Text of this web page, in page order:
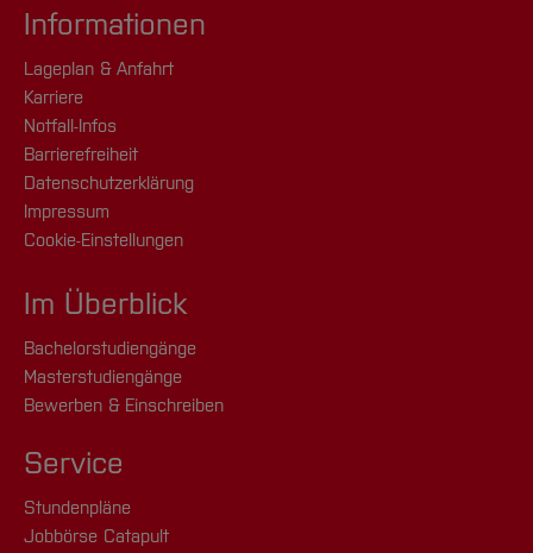
Informationen
Lageplan & Anfahrt
Karriere
Notfall-Infos
Barrierefreiheit
Datenschutzerklärung
Impressum
Cookie-Einstellungen
Im Überblick
Bachelorstudiengänge
Masterstudiengänge
Bewerben & Einschreiben
Service
Stundenpläne
Jobbörse Catapult